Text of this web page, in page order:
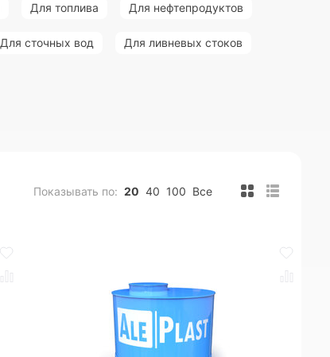
Для топлива Для нефтепродуктов
Для сточных вод Для ливневых стоков
Показывать по: 20 40 100 Все